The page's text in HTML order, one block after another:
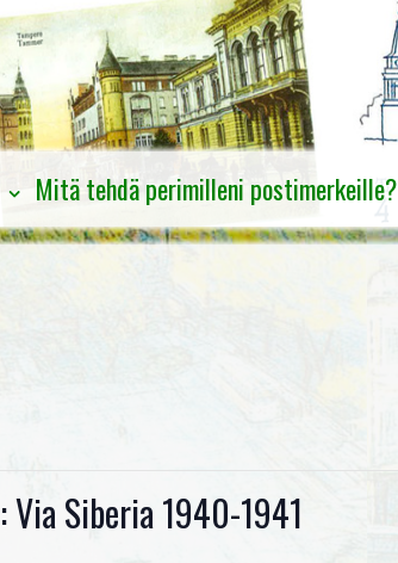
Mitä tehdä perimilleni postimerkeille?
Siberia 1940-1941